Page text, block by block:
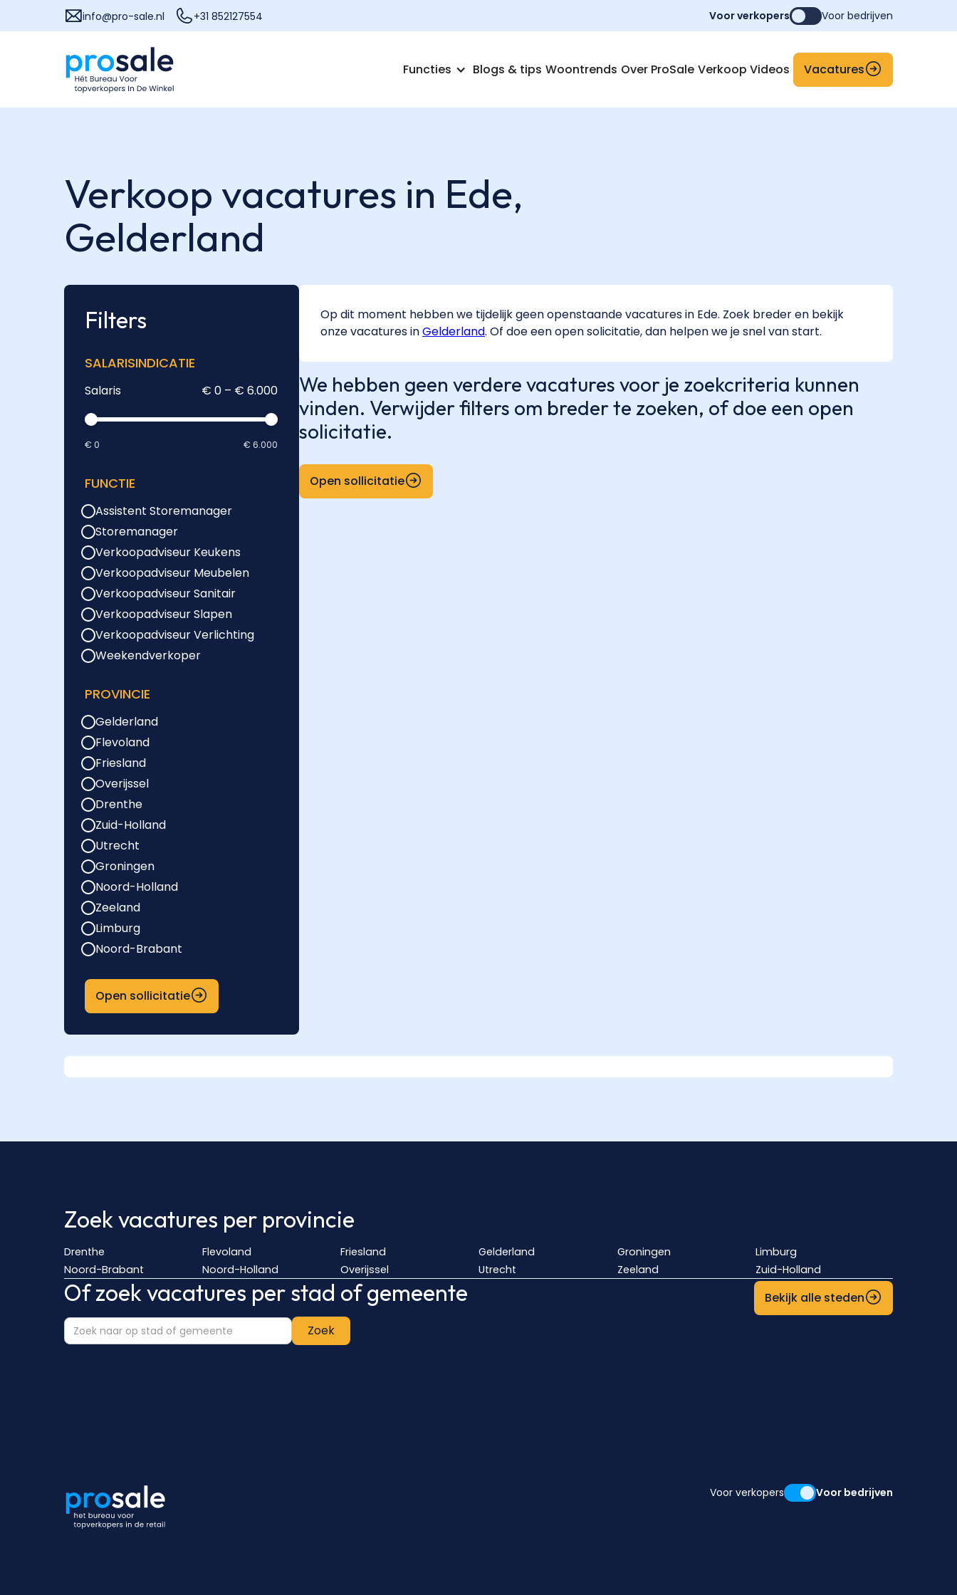
info@pro-sale.nl +31 852127554 Voor verkopers Voor bedrijven
Functies Blogs & tips Woontrends Over ProSale Verkoop Videos Vacatures
Verkoop vacatures in Ede,
Gelderland
Filters
SALARISINDICATIE
Salaris € 0 – € 6.000
€ 0 € 6.000
FUNCTIE
Assistent Storemanager
Storemanager
Verkoopadviseur Keukens
Verkoopadviseur Meubelen
Verkoopadviseur Sanitair
Verkoopadviseur Slapen
Verkoopadviseur Verlichting
Weekendverkoper
PROVINCIE
Gelderland
Flevoland
Friesland
Overijssel
Drenthe
Zuid-Holland
Utrecht
Groningen
Noord-Holland
Zeeland
Limburg
Noord-Brabant
Open sollicitatie
Op dit moment hebben we tijdelijk geen openstaande vacatures in Ede. Zoek breder en bekijk
onze vacatures inGelderland. Of doe een open solicitatie, dan helpen we je snel van start.
We hebben geen verdere vacatures voor je zoekcriteria kunnen
vinden. Verwijder filters om breder te zoeken, of doe een open
solicitatie.
Open sollicitatie
Zoek vacatures per provincie
Drenthe Flevoland Friesland Gelderland Groningen
Limburg
Noord-Brabant
Noord-Holland Overijssel Utrecht Zeeland Zuid-Holland
Of zoek vacatures per stad of gemeente Bekijk alle steden
Voor verkopers Voor bedrijven